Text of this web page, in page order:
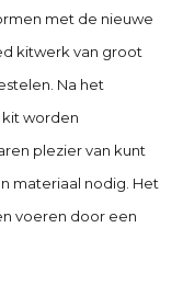
met de nieuwe
kitwerk van groot
Na het
worden
plezier van kunt
materiaal nodig. Het
voeren door een